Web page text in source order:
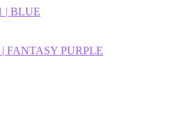
| BLUE
FANTASY PURPLE